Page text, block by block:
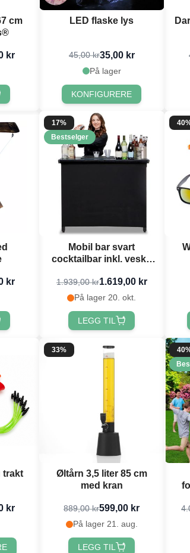
cm
kr
LED flaske lys
45,00 kr35,00 kr
På lager
KONFIGURERE
kr
17%
Bestselger
Mobil bar svart
cocktailbar inkl. veske
cm
1.939,00 kr1.619,00 kr
På lager 20. okt.
LEGG TIL
trakt
kr
33%
Øltårn 3,5 liter 85 cm
med kran
889,00 kr599,00 kr
På lager 21. aug.
LEGG TIL